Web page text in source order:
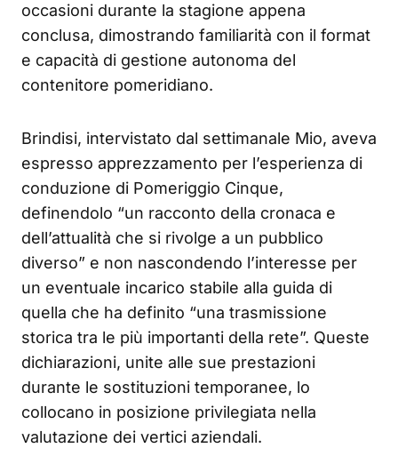
occasioni durante la stagione appena
conclusa, dimostrando familiarità con il format
e capacità di gestione autonoma del
contenitore pomeridiano.
Brindisi, intervistato dal settimanale Mio, aveva
espresso apprezzamento per l’esperienza di
conduzione di Pomeriggio Cinque,
definendolo “un racconto della cronaca e
dell’attualità che si rivolge a un pubblico
diverso” e non nascondendo l’interesse per
un eventuale incarico stabile alla guida di
quella che ha definito “una trasmissione
storica tra le più importanti della rete”. Queste
dichiarazioni, unite alle sue prestazioni
durante le sostituzioni temporanee, lo
collocano in posizione privilegiata nella
valutazione dei vertici aziendali.